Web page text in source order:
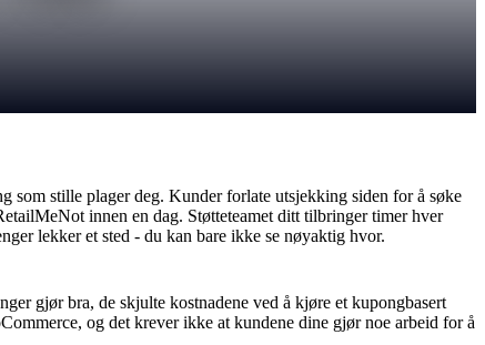
som stille plager deg. Kunder forlate utsjekking siden for å søke
innen en dag. Støtteteamet ditt tilbringer timer hver
lekker et sted - du kan bare ikke se nøyaktig hvor.
gjør bra, de skjulte kostnadene ved å kjøre et kupongbasert
og det krever ikke at kundene dine gjør noe arbeid for å